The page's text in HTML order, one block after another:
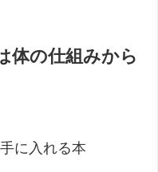
体の仕組みから
に入れる本